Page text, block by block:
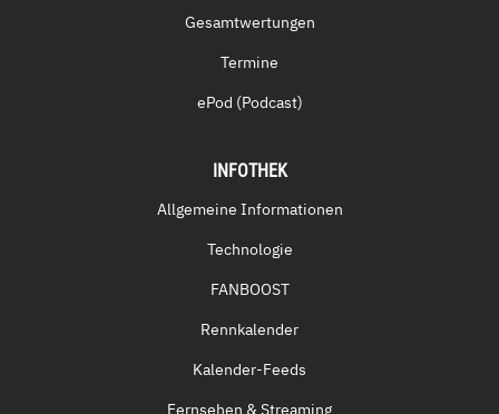
Gesamtwertungen
Termine
ePod (Podcast)
INFOTHEK
Allgemeine Informationen
Technologie
FANBOOST
Rennkalender
Kalender-Feeds
Fernsehen & Streaming